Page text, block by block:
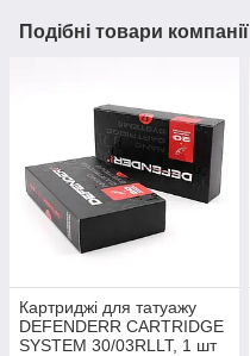
Подібні товари компанії
Картриджі для татуажу
DEFENDERR CARTRIDGE
SYSTEM 30/03RLLT, 1 шт